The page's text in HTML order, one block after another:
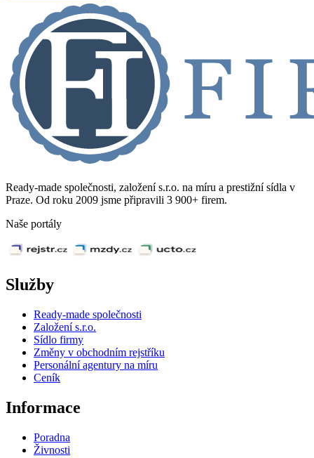
Ready-made společnosti, založení s.r.o. na míru a prestižní sídla v
Praze. Od roku 2009 jsme připravili 3 900+ firem.
Naše portály
Služby
Ready-made společnosti
Založení s.r.o.
Sídlo firmy
Změny v obchodním rejstříku
Personální agentury na míru
Ceník
Informace
Poradna
Živnosti